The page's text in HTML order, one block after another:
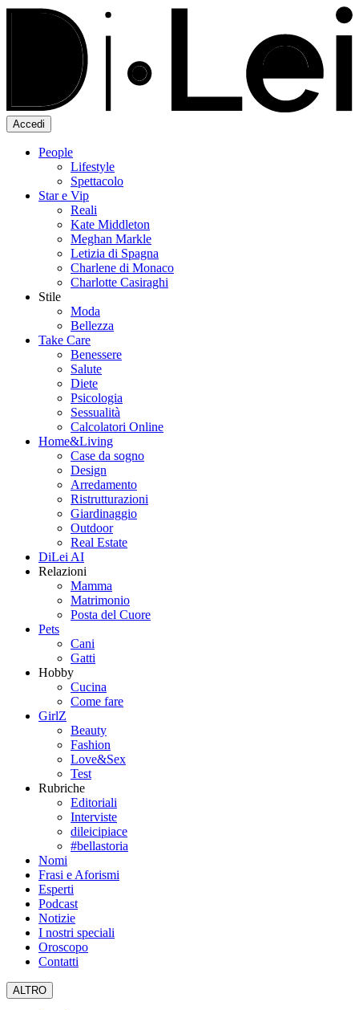
Accedi
People
Lifestyle
Spettacolo
Star e Vip
Reali
Kate Middleton
Meghan Markle
Letizia di Spagna
Charlene di Monaco
Charlotte Casiraghi
Stile
Moda
Bellezza
Take Care
Benessere
Salute
Diete
Psicologia
Sessualità
Calcolatori Online
Home&Living
Case da sogno
Design
Arredamento
Ristrutturazioni
Giardinaggio
Outdoor
Real Estate
DiLei AI
Relazioni
Mamma
Matrimonio
Posta del Cuore
Pets
Cani
Gatti
Hobby
Cucina
Come fare
GirlZ
Beauty
Fashion
Love&Sex
Test
Rubriche
Editoriali
Interviste
dileicipiace
#bellastoria
Nomi
Frasi e Aforismi
Esperti
Podcast
Notizie
I nostri speciali
Oroscopo
Contatti
ALTRO